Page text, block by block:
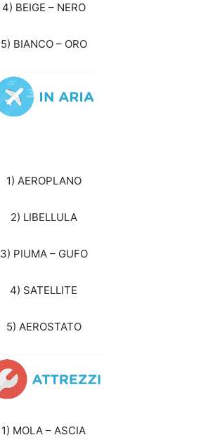
4) BEIGE – NERO
5) BIANCO – ORO
1) AEROPLANO
2) LIBELLULA
3) PIUMA – GUFO
4) SATELLITE
5) AEROSTATO
1) MOLA – ASCIA